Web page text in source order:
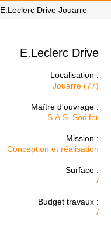
E.Leclerc Drive Jouarre
E.Leclerc Drive
Localisation :
Jouarre (77)
Maître d'ouvrage :
S.A.S. Sodifer
Mission :
Conception et réalisation
Surface :
/
Budget travaux :
/